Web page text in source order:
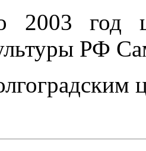
год
РФ